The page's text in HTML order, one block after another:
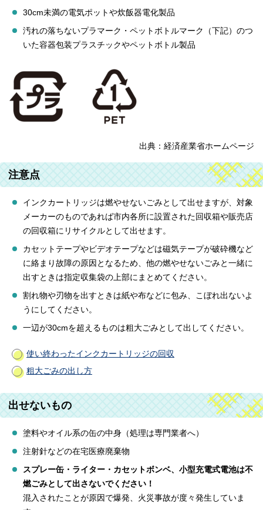
30cm未満の電気ポットや炊飯器電化製品
汚れの落ちないプラマーク・ペットボトルマーク（下記）のつ
いた容器包装プラスチックやペットボトル製品
出典：経済産業省ホームページ
注意点
インクカートリッジは燃やせないごみとして出せますが、対象
メーカーのものであれば市内各所に設置された回収箱や販売店
の回収箱にリサイクルとして出せます。
カセットテープやビデオテープなどは磁気テープが破砕機など
に絡まり故障の原因となるため、他の燃やせないごみと一緒に
出すときは指定収集袋の上部にまとめてください。
割れ物や刃物を出すときは紙や布などに包み、こぼれ出ないよ
うにしてください。
一辺が30cmを超えるものは粗大ごみとして出してください。
使い終わったインクカートリッジの回収
粗大ごみの出し方
出せないもの
塗料やオイル系の缶の中身（処理は専門業者へ）
注射針などの在宅医療廃棄物
スプレー缶・ライター・カセットボンベ、小型充電式電池は不
燃ごみとして出さないでください！
混入されたことが原因で爆発、火災事故が度々発生していま